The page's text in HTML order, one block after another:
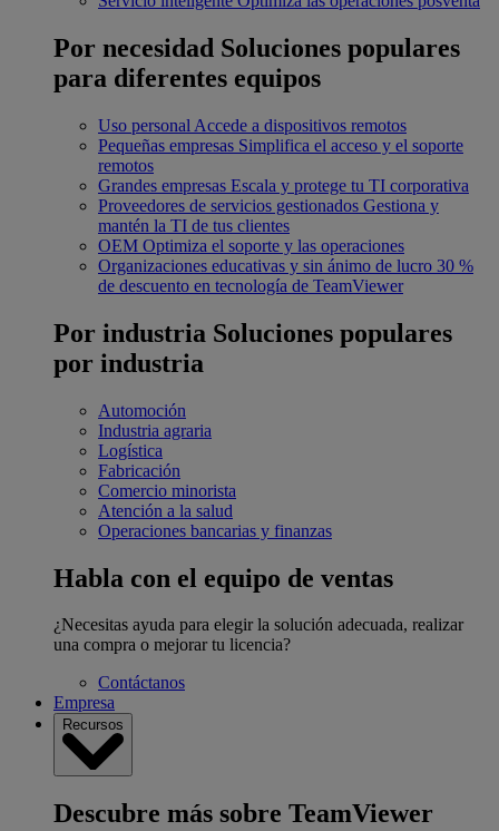
Por necesidad Soluciones populares
para diferentes equipos
Uso personal Accede a dispositivos remotos
Pequeñas empresas Simplifica el acceso y el soporte
remotos
Grandes empresas Escala y protege tu TI corporativa
Proveedores de servicios gestionados Gestiona y
mantén la TI de tus clientes
OEM Optimiza el soporte y las operaciones
Organizaciones educativas y sin ánimo de lucro 30 %
de descuento en tecnología de TeamViewer
Por industria Soluciones populares
por industria
Automoción
Industria agraria
Logística
Fabricación
Comercio minorista
Atención a la salud
Operaciones bancarias y finanzas
Habla con el equipo de ventas
¿Necesitas ayuda para elegir la solución adecuada, realizar
una compra o mejorar tu licencia?
Contáctanos
Empresa
Recursos
Descubre más sobre TeamViewer